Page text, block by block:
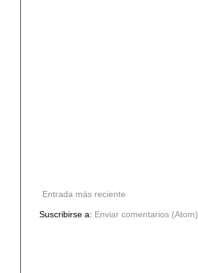
Entrada más reciente
Suscribirse a: Enviar comentarios (Atom)